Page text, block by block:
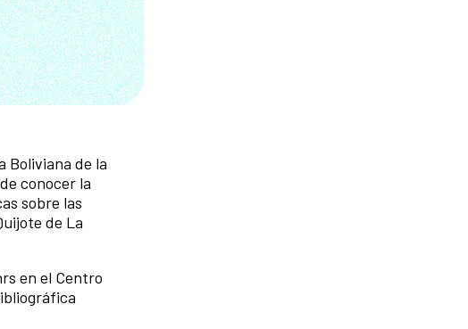
Boliviana de la
conocer la
sobre las
de La
en el Centro